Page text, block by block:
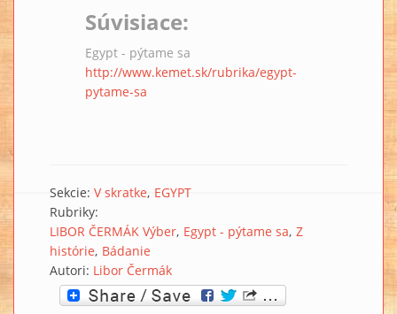
Súvisiace:
Egypt - pýtame sa
http://www.kemet.sk/rubrika/egypt-
pytame-sa
Sekcie: V skratke EGYPT
Rubriky:
LIBOR ČERMÁK Výber Egypt - pýtame sa Z
histórie Bádanie
Autori: Libor Čermák